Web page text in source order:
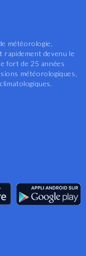
météorologie,
rapidement devenu le
fort de 25 années
météorologiques,